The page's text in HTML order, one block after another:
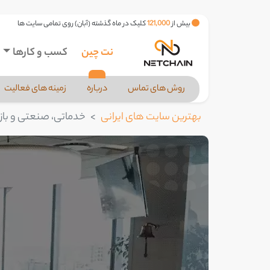
بیش از121,000کلیک در ماه گذشته (آبان) روی تمامی سایت ها
نت چین کسب و کارها
روش های تماس درباره زمینه های فعالیت
بهترین سایت های ایرانی خدماتی، صنعتی و